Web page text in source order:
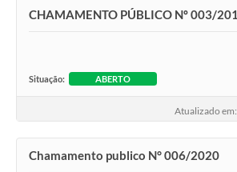
ISSQNWEB/SIRA
CHAMAMENTO PÚBLICO Nº 003/
Situação: ABERTO
Atualizado
Chamamento publico N° 006/2020